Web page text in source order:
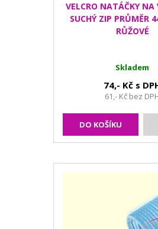
VELCRO NATÁČKY NA
SUCHÝ ZIP PRŮMĚR
RŮŽOVÉ
Skladem
74,- Kč s
61,- Kč bez
DO KOŠÍKU